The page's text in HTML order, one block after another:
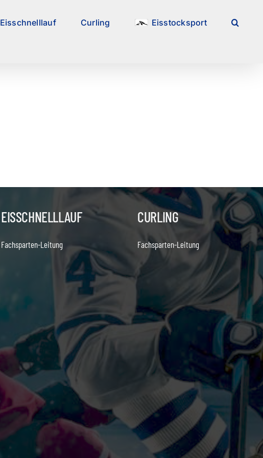
Eisschnelllauf Curling Eisstocksport
EISSCHNELLLAUF
Fachsparten-Leitung
CURLING
Fachsparten-Leitung